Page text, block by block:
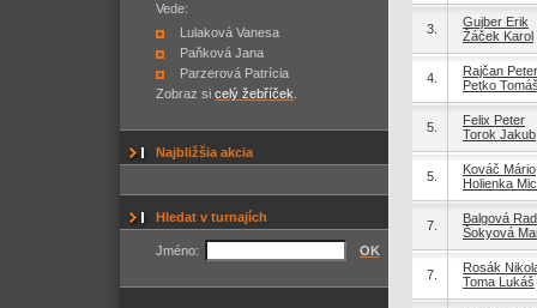
Vede:
Lulaková Vanesa
Paňková Jana
Parzerová Patrícia
Zobraz si celý žebříček
Najbližšia akcia
Hledat v turnajích
Jméno: OK
3.
Gujber Erik
Žáček Karol
4.
Rajčan Peter
Petko
5.
Felix Peter
Torok Jakub
5.
Kováč Mário
Holienka
7.
Balgová
Šokyová
7.
Rosák
Toma Lukáš